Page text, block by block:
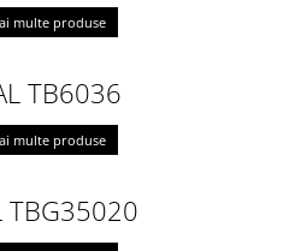
multe produse
TB6036
multe produse
TBG35020